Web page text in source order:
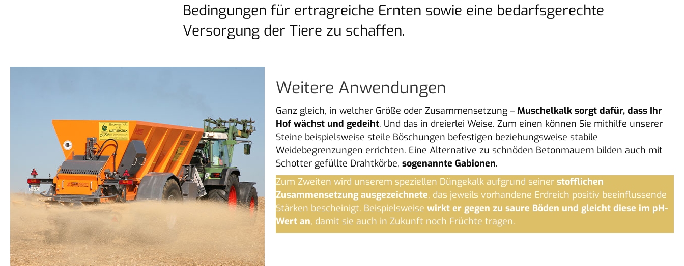
Bedingungen für ertragreiche Ernten sowie eine bedarfsgerechte
Versorgung der Tiere zu schaffen.
Weitere Anwendungen
Ganz gleich, in welcher Größe oder Zusammensetzung – Muschelkalk sorgt dafür, dass Ihr
Hof wächst und gedeiht. Und das in dreierlei Weise. Zum einen können Sie mithilfe unserer
Steine beispielsweise steile Böschungen befestigen beziehungsweise stabile
Weidebegrenzungen errichten. Eine Alternative zu schnöden Betonmauern bilden auch mit
Schotter gefüllte Drahtkörbe, sogenannte Gabionen.
Zum Zweiten wird unserem speziellen Düngekalk aufgrund seiner stofflichen
Zusammensetzung ausgezeichnete, das jeweils vorhandene Erdreich positiv beeinflussende
Stärken bescheinigt. Beispielsweise wirkt er gegen zu saure Böden und gleicht diese im pH-
Wert an, damit sie auch in Zukunft noch Früchte tragen.